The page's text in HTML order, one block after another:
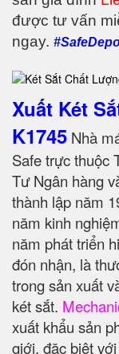
được tư vấn
ngay.
Xuất Két
K1745 Nhà
Safe trực thuộc
Tư Ngân hàng
thành lập năm
năm kinh
năm phát triển
đón nhận, là
trong sản xuất
két sắt.
xuất khẩu sản
giới, đặc biệt